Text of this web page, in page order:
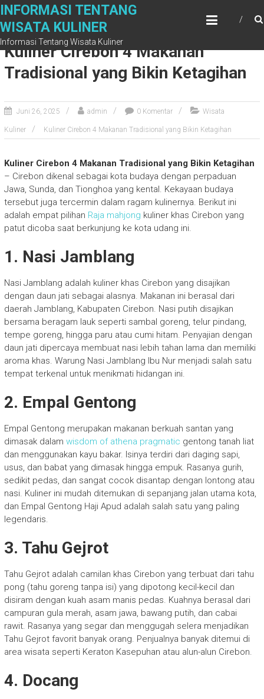
S
p
INFORMASI TENTANG
WISATA KULINER
Informasi Tentang Wisata Kuliner
Kuliner Cirebon 4 Makanan
Tradisional yang Bikin Ketagihan
Juni 26, 2025 admin 0 Komentar Wisata
Kuliner Kuliner Cirebon 4 Makanan Tradisional yang Bikin Ketagihan
Kuliner Cirebon 4 Makanan Tradisional yang Bikin Ketagihan
– Cirebon dikenal sebagai kota budaya dengan perpaduan
Jawa, Sunda, dan Tionghoa yang kental. Kekayaan budaya
tersebut juga tercermin dalam ragam kulinernya. Berikut ini
adalah empat pilihan Raja mahjong kuliner khas Cirebon yang
patut dicoba saat berkunjung ke kota udang ini.
1. Nasi Jamblang
Nasi Jamblang adalah kuliner khas Cirebon yang disajikan
dengan daun jati sebagai alasnya. Makanan ini berasal dari
daerah Jamblang, Kabupaten Cirebon. Nasi putih disajikan
bersama beragam lauk seperti sambal goreng, telur pindang,
tempe goreng, hingga paru atau cumi hitam. Penyajian dengan
daun jati dipercaya membuat nasi lebih tahan lama dan memiliki
aroma khas. Warung Nasi Jamblang Ibu Nur menjadi salah satu
tempat terkenal untuk menikmati hidangan ini.
2. Empal Gentong
Empal Gentong merupakan makanan berkuah santan yang
dimasak dalam wisdom of athena pragmatic gentong tanah liat
dan menggunakan kayu bakar. Isinya terdiri dari daging sapi,
usus, dan babat yang dimasak hingga empuk. Rasanya gurih,
sedikit pedas, dan sangat cocok disantap dengan lontong atau
nasi. Kuliner ini mudah ditemukan di sepanjang jalan utama kota,
dan Empal Gentong Haji Apud adalah salah satu yang paling
legendaris.
3. Tahu Gejrot
Tahu Gejrot adalah camilan khas Cirebon yang terbuat dari tahu
pong (tahu goreng tanpa isi) yang dipotong kecil-kecil dan
disiram dengan kuah asam manis pedas. Kuahnya berasal dari
campuran gula merah, asam jawa, bawang putih, dan cabai
rawit. Rasanya yang segar dan menggugah selera menjadikan
Tahu Gejrot favorit banyak orang. Penjualnya banyak ditemui di
area wisata seperti Keraton Kasepuhan atau alun-alun Cirebon.
4. Docang